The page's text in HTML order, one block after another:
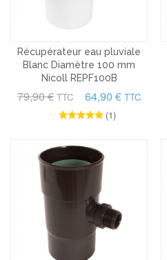
Récupérateur eau pluviale
Blanc Diamètre 100 mm
Nicoll REPF100B
79,90 € TTC 64,90 € TTC
(1)